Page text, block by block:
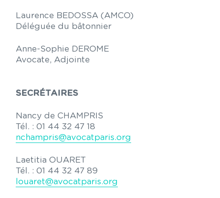
Laurence BEDOSSA (AMCO)
Déléguée du bâtonnier
Anne-Sophie DEROME
Avocate, Adjointe
SECRÉTAIRES
Nancy de CHAMPRIS
Tél. : 01 44 32 47 18
nchampris@avocatparis.org
Laetitia OUARET
Tél. : 01 44 32 47 89
louaret@avocatparis.org